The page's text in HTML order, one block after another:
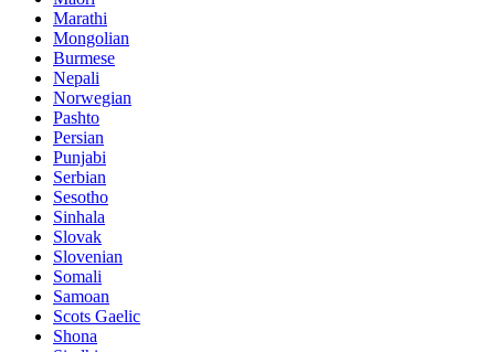
Marathi
Mongolian
Burmese
Nepali
Norwegian
Pashto
Persian
Punjabi
Serbian
Sesotho
Sinhala
Slovak
Slovenian
Somali
Samoan
Scots Gaelic
Shona